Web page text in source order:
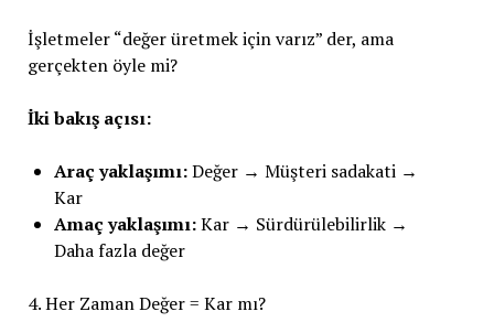
İşletmeler “değer üretmek için varız” der, ama
gerçekten öyle mi?
İki bakış açısı:
Araç yaklaşımı:Değer → Müşteri sadakati →
Kar
Amaç yaklaşımı:Kar → Sürdürülebilirlik →
Daha fazla değer
4. Her Zaman Değer = Kar mı?